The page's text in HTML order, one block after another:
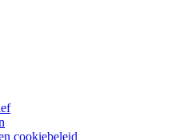
cookiebeleid